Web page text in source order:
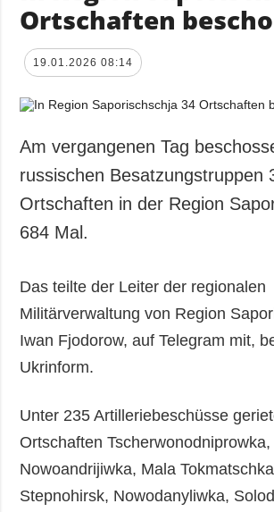
Ortschaften
19.01.2026 08:14
Am vergangenen Tag
russischen Besatzungstruppen
Ortschaften in der Region
684 Mal.
Das teilte der Leiter der regionalen
Militärverwaltung von Region
Iwan Fjodorow, auf Telegram mit,
Ukrinform.
Unter 235 Artilleriebeschüsse
Ortschaften Tscherwonodniprowka,
Nowoandrijiwka, Mala
Stepnohirsk, Nowodanyliwka,